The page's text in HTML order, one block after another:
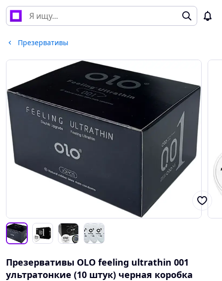
Презервативы
Презервативы OLO feeling ultrathin 001
ультратонкие (10 штук) черная коробка